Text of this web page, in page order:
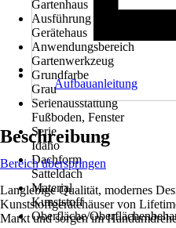
Gartenhaus
Ausführung
Gerätehaus
Anwendungsbereich
Gartenwerkzeug
Grundfarbe
Grau
Serienausstattung
Fußboden, Fenster
Serie
Idaho
Dachform
Satteldach
Material
Kunststoff
Oberfläche/
Aufbauanleitung
Beschreibung
Bereich überspringen
Langlebige Qualität, modernes
Kunststoffgerätehäuser von
Markt und sorgen im